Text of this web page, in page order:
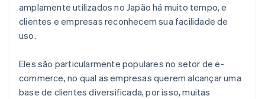
amplamente utilizados no Japão há muito tempo, e
clientes e empresas reconhecem sua facilidade de
uso.
Eles são particularmente populares no setor de e-
commerce, no qual as empresas querem alcançar uma
base de clientes diversificada, por isso, muitas